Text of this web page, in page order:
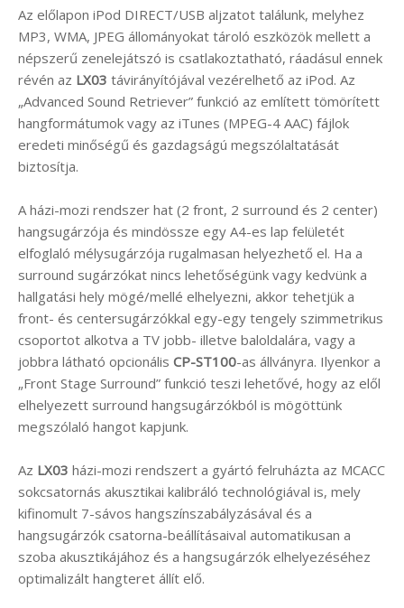
Az előlapon iPod DIRECT/USB aljzatot találunk, melyhez
MP3, WMA, JPEG állományokat tároló eszközök mellett a
népszerű zenelejátszó is csatlakoztatható, ráadásul ennek
révén az LX03 távirányítójával vezérelhető az iPod. Az
„Advanced Sound Retriever” funkció az említett tömörített
hangformátumok vagy az iTunes (MPEG-4 AAC) fájlok
eredeti minőségű és gazdagságú megszólaltatását
biztosítja.
A házi-mozi rendszer hat (2 front, 2 surround és 2 center)
hangsugárzója és mindössze egy A4-es lap felületét
elfoglaló mélysugárzója rugalmasan helyezhető el. Ha a
surround sugárzókat nincs lehetőségünk vagy kedvünk a
hallgatási hely mögé/mellé elhelyezni, akkor tehetjük a
front- és centersugárzókkal egy-egy tengely szimmetrikus
csoportot alkotva a TV jobb- illetve baloldalára, vagy a
jobbra látható opcionális CP-ST100-as állványra. Ilyenkor a
„Front Stage Surround” funkció teszi lehetővé, hogy az elől
elhelyezett surround hangsugárzókból is mögöttünk
megszólaló hangot kapjunk.
Az LX03 házi-mozi rendszert a gyártó felruházta az MCACC
sokcsatornás akusztikai kalibráló technológiával is, mely
kifinomult 7-sávos hangszínszabályzásával és a
hangsugárzók csatorna-beállításaival automatikusan a
szoba akusztikájához és a hangsugárzók elhelyezéséhez
optimalizált hangteret állít elő.